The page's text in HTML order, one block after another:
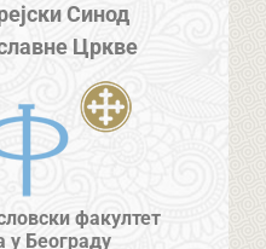
Синод
Цркве
факултет
у Београду